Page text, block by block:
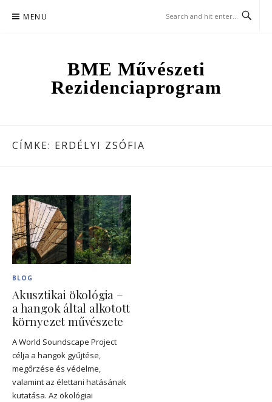
MENU
BME Művészeti
Rezidenciaprogram
CÍMKE: ERDÉLYI ZSÓFIA
BLOG
Akusztikai ökológia –
a hangok által alkotott
környezet művészete
A World Soundscape Project
célja a hangok gyűjtése,
megőrzése és védelme,
valamint az élettani hatásának
kutatása. Az ökológiai